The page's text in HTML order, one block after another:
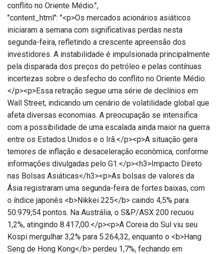
conflito no Oriente Médio.",
"content_html": "<p>Os mercados acionários asiáticos
iniciaram a semana com significativas perdas nesta
segunda-feira, refletindo a crescente apreensão dos
investidores. A instabilidade é impulsionada principalmente
pela disparada dos preços do petróleo e pelas contínuas
incertezas sobre o desfecho do conflito no Oriente Médio.
</p><p>Essa retração segue uma série de declínios em
Wall Street, indicando um cenário de volatilidade global que
afeta diversas economias. A preocupação se intensifica
com a possibilidade de uma escalada ainda maior na guerra
entre os Estados Unidos e o Irã.</p><p>A situação gera
temores de inflação e desaceleração econômica, conforme
informações divulgadas pelo G1.</p><h3>Impacto Direto
nas Bolsas Asiáticas</h3><p>As bolsas de valores da
Ásia registraram uma segunda-feira de fortes baixas, com
o índice japonês <b>Nikkei 225</b> caindo 4,5% para
50.979,54 pontos. Na Austrália, o S&P/ASX 200 recuou
1,2%, atingindo 8.417,00.</p><p>A Coreia do Sul viu seu
Kospi mergulhar 3,2% para 5.264,32, enquanto o <b>Hang
Seng de Hong Kong</b> perdeu 1,7%, fechando em